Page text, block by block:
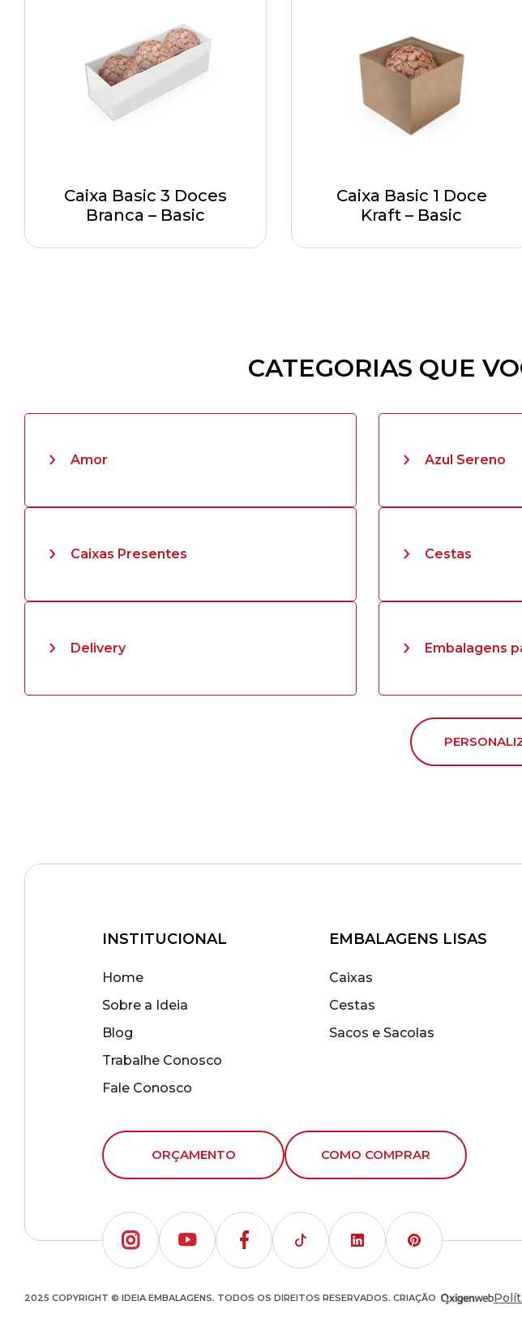
Caixa Basic 3 Doces
Branca – Basic
Caixa Basic 1 Doce
Kraft – Basic
CATEGORIAS QUE
Amor Azul Sereno
Caixas Presentes Cestas
Delivery Embalagens
INSTITUCIONAL
Home
Sobre a Ideia
Blog
Trabalhe Conosco
Fale Conosco
EMBALAGENS LISAS
Caixas
Cestas
Sacos e Sacolas
ORÇAMENTO COMO COMPRAR
2025 COPYRIGHT © IDEIA EMBALAGENS. TODOS OS DIREITOS RESERVADOS. CRIAÇÃO